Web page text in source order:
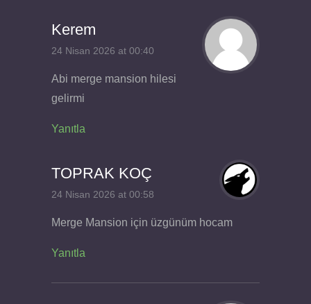
Kerem
24 Nisan 2026 at 00:40
Abi merge mansion hilesi
gelirmi
Yanıtla
TOPRAK KOÇ
24 Nisan 2026 at 00:58
Merge Mansion için üzgünüm hocam
Yanıtla